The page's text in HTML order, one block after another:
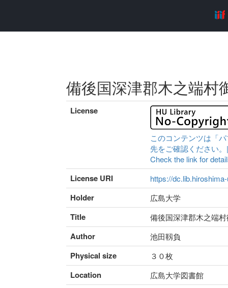
備後国深津郡木之端村
License
このコンテンツは「
先をご確認ください
Check the link for
License URI https://
Holder 広島大学
Title 備後国深津郡木之端
Author 池田靱負
Physical size ３０枚
Location 広島大学図書館